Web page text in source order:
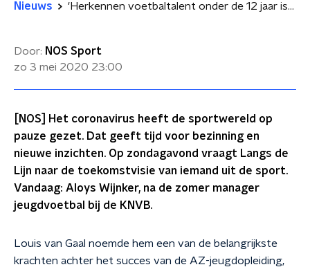
Nieuws 'Herkennen voetbaltalent onder de 12 jaar is een loterij'
Door: NOS Sport
zo 3 mei 2020 23:00
[NOS] Het coronavirus heeft de sportwereld op
pauze gezet. Dat geeft tijd voor bezinning en
nieuwe inzichten. Op zondagavond vraagt Langs de
Lijn naar de toekomstvisie van iemand uit de sport.
Vandaag: Aloys Wijnker, na de zomer manager
jeugdvoetbal bij de KNVB.
Louis van Gaal noemde hem een van de belangrijkste
krachten achter het succes van de AZ-jeugdopleiding,